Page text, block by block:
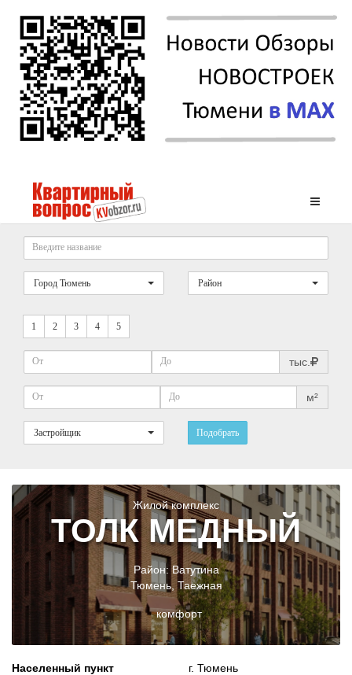
Город Тюмень Район
1 2 3 4 5
тыс.
м²
Застройщик Подобрать
Жилой комплекс
ТОЛК МЕДНЫЙ
Район: Ватутина
Тюмень, Таежная
комфорт
Населенный пункт
г. Тюмень